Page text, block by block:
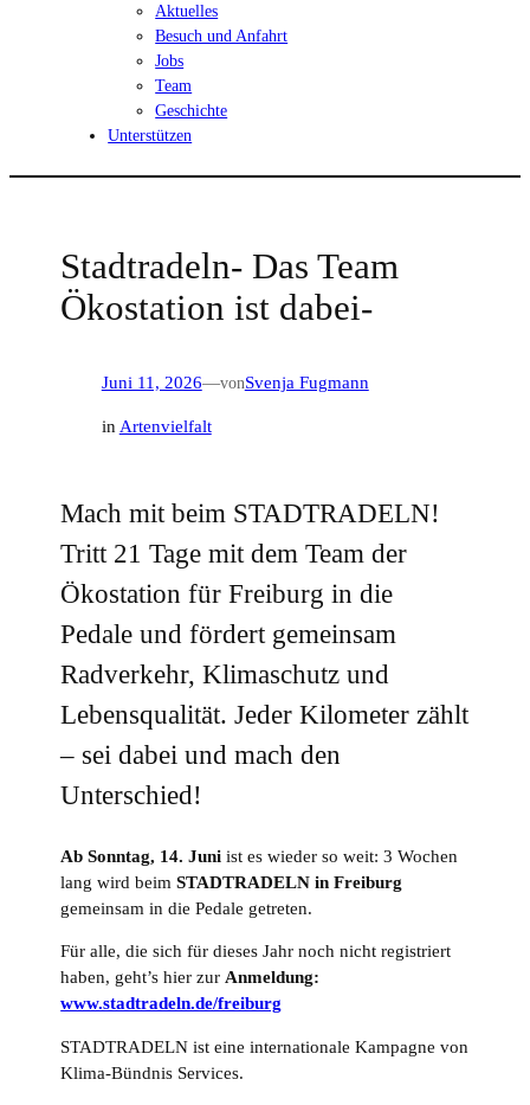
Aktuelles
Besuch und Anfahrt
Jobs
Team
Geschichte
Unterstützen
Stadtradeln- Das Team
Ökostation ist dabei-
Juni 11, 2026—vonSvenja Fugmann
in Artenvielfalt
Mach mit beim STADTRADELN!
Tritt 21 Tage mit dem Team der
Ökostation für Freiburg in die
Pedale und fördert gemeinsam
Radverkehr, Klimaschutz und
Lebensqualität. Jeder Kilometer zählt
– sei dabei und mach den
Unterschied!
Ab Sonntag, 14. Juni ist es wieder so weit: 3 Wochen
lang wird beimSTADTRADELN in Freiburg
gemeinsam in die Pedale getreten.
Für alle, die sich für dieses Jahr noch nicht registriert
haben, geht’s hier zurAnmeldung:
www.stadtradeln.de/freiburg
STADTRADELN ist eine internationale Kampagne von
Klima-Bündnis Services.